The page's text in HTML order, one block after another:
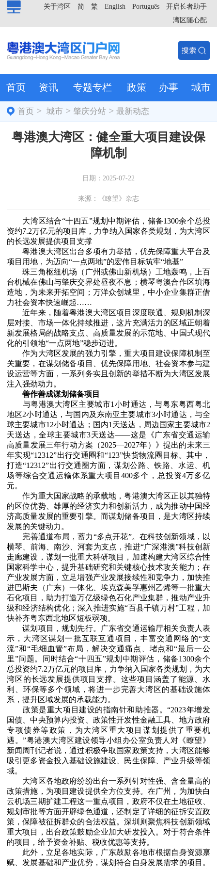
开启长者助手
Português
English
繁
简
关于湾区
湾区随心配
首页 资讯 专题专栏 政策 办事 城市
首页 >城市 > 肇庆分站 >最新动态
粤港澳大湾区：健全重大项目建设保
障机制
日期：2025-07-22
来源：《瞭望》杂志
大湾区结合“十四五”规划中期评估，储备1300余个总投
资约7.2万亿元的项目库，力争纳入国家各类规划，为大湾区
的长远发展提供项目支撑
粤港澳大湾区出台多项有力举措，优先保障重大平台及
项目用地，为迈向“一点两地”的宏伟目标筑牢“地基”
珠三角枢纽机场（广州或佛山新机场）工地轰鸣，上百
台机械在佛山与肇庆交界处昼夜不息；横琴粤澳合作区填海
造地，为未来开拓空间；万洋众创城里，中小企业集群正借
力社会资本快速崛起……
近年来，随着粤港澳大湾区项目深度联通、规则机制深
层对接、市场一体化持续推进，这片充满活力的区域正朝着
新发展格局的战略支点、高质量发展的示范地、中国式现代
化的引领地“一点两地”稳步迈进。
作为大湾区发展的强力引擎，重大项目建设保障机制至
关重要，在谋划储备项目、优先保障用地、社会资本参与建
设运营等方面，一系列务实且创新的举措不断为大湾区发展
注入强劲动力。
善作善成谋划储备项目
与粤港澳大湾区主要城市1小时通达，与粤东粤西粤北
地区2小时通达，与国内及东南亚主要城市3小时通达，与全
球主要城市12小时通达；国内1天送达，周边国家主要城市2
天送达，全球主要城市3天送达——这是《广东省交通运输
高质量发展三年行动方案（2025—2027年）》提出的未来三
年实现“12312”出行交通圈和“123”快货物流圈目标。其中，
打造“12312”出行交通圈方面，谋划公路、铁路、水运、机
场等综合交通运输体系重大项目400多个，总投资4万多亿
元。
作为重大国家战略的承载地，粤港澳大湾区正以其独特
的区位优势、雄厚的经济实力和创新活力，成为推动中国经
济高质量发展的重要引擎。而谋划储备项目，是大湾区持续
发展的关键动力。
完善通道布局，蓄力“多点开花”。在科技创新领域，以
横琴、前海、南沙、河套为支点，推进“广深港澳”科技创新
走廊建设，谋划一批重大科研项目，加速构建大湾区综合性
国家科学中心，提升基础研究和关键核心技术攻关能力；在
产业发展方面，立足增强产业发展接续性和竞争力，加快推
进巴斯夫（广东）一体化、埃克森美孚惠州乙烯等一批重大
石化项目，助力打造万亿级绿色石化产业集群，推动产业升
级和经济结构优化；深入推进实施“百县千镇万村”工程，加
快补齐粤东西北地区短板弱项。
谋划项目，规划先行。广东省交通运输厅相关负责人表
示，大湾区谋划一批互联互通项目，丰富交通网络的“支
流”和“毛细血管”布局，解决交通痛点、堵点和“最后一公
里”问题。同时结合“十四五”规划中期评估，储备1300余个
总投资约7.2万亿元的项目库，力争纳入国家各类规划，为大
湾区的长远发展提供项目支撑。这些项目涵盖了能源、水
利、环保等多个领域，将进一步完善大湾区的基础设施体
系，提升区域发展的承载能力。
政策是重大项目建设的指南针和助推器。“2023年增发
国债、中央预算内投资、政策性开发性金融工具、地方政府
专项债券等政策，为大湾区重大项目谋划提供了重要机
遇。”粤港澳大湾区建设领导小组办公室负责人对《瞭望》
新闻周刊记者说，通过积极争取国家政策支持，大湾区能够
吸引更多资金投入基础设施建设、民生保障、产业升级等领
域。
大湾区各地政府纷纷出台一系列针对性强、含金量高的
政策措施，为项目建设提供全方位支持。在广州，为加快白
云机场三期扩建工程这一重点项目，政府不仅在土地征收、
规划审批等方面开辟绿色通道，还制定了详细的征拆安置政
策，保障被征拆群众的合法权益。深圳则聚焦科技创新领域
重大项目，出台政策鼓励企业加大研发投入。对于符合条件
的项目，给予资金补贴、税收优惠等支持。
此外，立足各地实际，广东鼓励各地市根据自身资源禀
赋、发展基础和产业优势，谋划符合自身发展需求的项目。